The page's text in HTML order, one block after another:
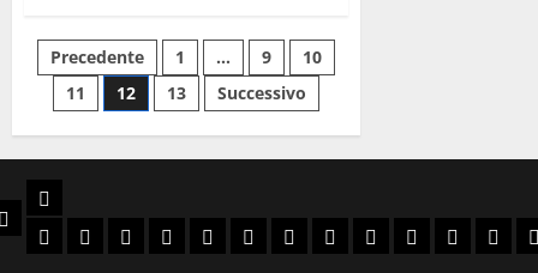
Per
le
strade
di
Kyiv
di
Paginazione
degli
articoli
Precedente 1 … 9
10
11
12 13 Successivo
Siamo
Libri
Slava Ukraini
Viva Brasil
Arriba España
Rivoluzione Conservatrice
Anni Decisivi
Guerra Civile Europea
Laboratorio delle idee
Ellade e Roma Antica
Spada e Corona
Avventura
Sol